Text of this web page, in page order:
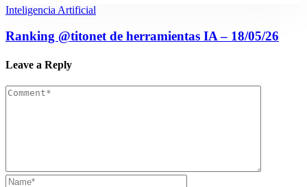
Inteligencia Artificial
Ranking @titonet de herramientas IA – 18/05/26
Leave a Reply